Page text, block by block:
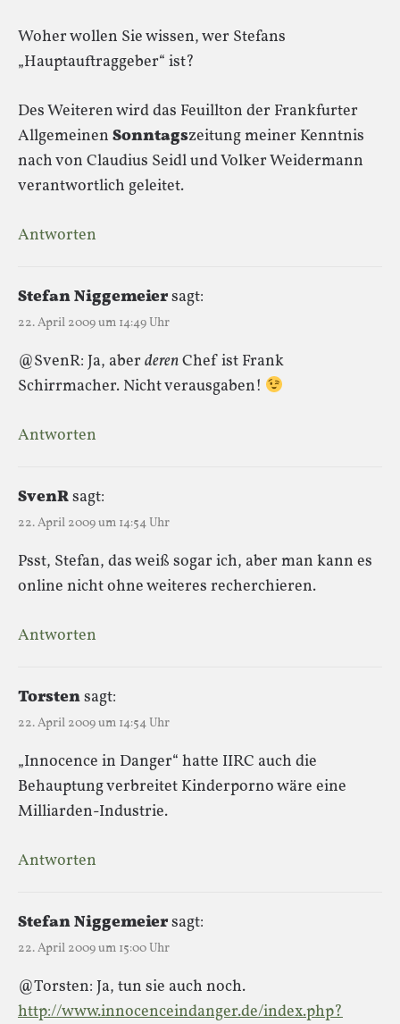
Woher wollen Sie wissen, wer Stefans
„Hauptauftraggeber“ ist?
Des Weiteren wird das Feuillton der Frankfurter
Allgemeinen Sonntagszeitung meiner Kenntnis
nach von Claudius Seidl und Volker Weidermann
verantwortlich geleitet.
Antworten
Stefan Niggemeiersagt:
22. April 2009 um 14:49 Uhr
@SvenR: Ja, aber derenChef ist Frank
Schirrmacher. Nicht verausgaben!
Antworten
SvenRsagt:
22. April 2009 um 14:54 Uhr
Psst, Stefan, das weiß sogar ich, aber man kann es
online nicht ohne weiteres recherchieren.
Antworten
Torstensagt:
22. April 2009 um 14:54 Uhr
„Innocence in Danger“ hatte IIRC auch die
Behauptung verbreitet Kinderporno wäre eine
Milliarden-Industrie.
Antworten
Stefan Niggemeiersagt:
22. April 2009 um 15:00 Uhr
@Torsten: Ja, tun sie auch noch.
http://www.innocenceindanger.de/index.php?